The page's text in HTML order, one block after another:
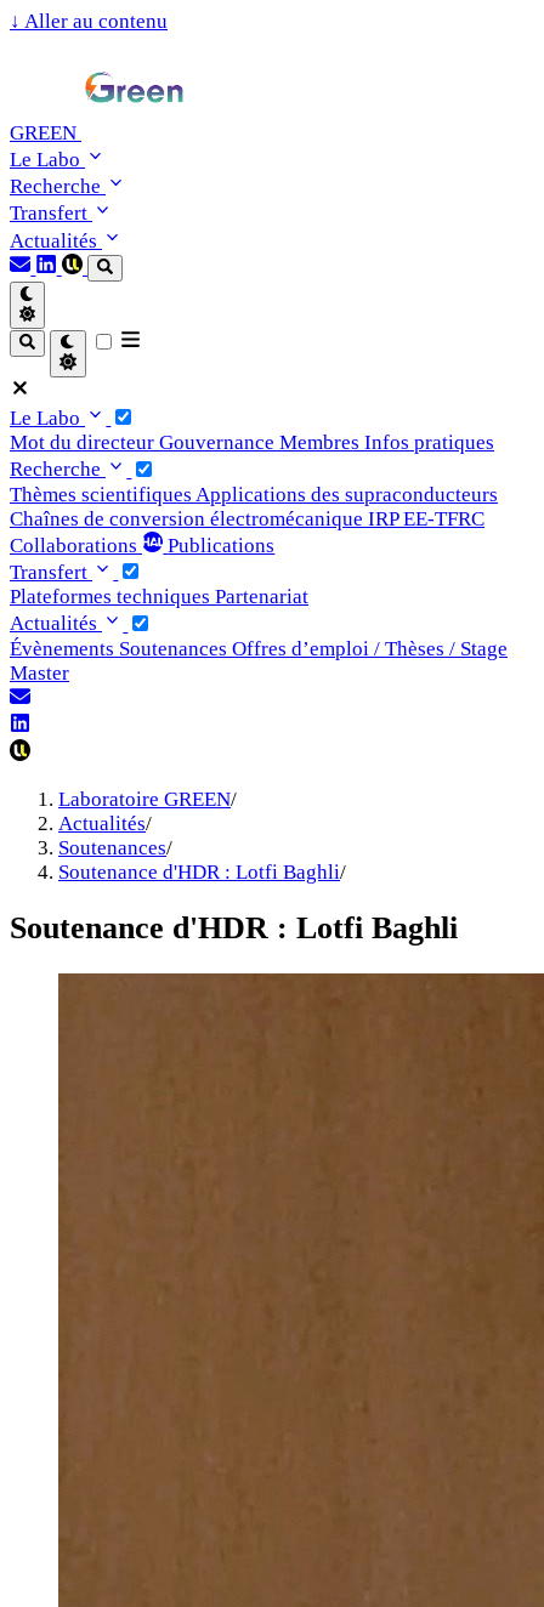
↓ Aller au contenu
GREEN
Le Labo
Recherche
Transfert
Actualités
Le Labo
Mot du directeur Gouvernance Membres Infos pratiques
Recherche
Thèmes scientifiques Applications des supraconducteurs
Chaînes de conversion électromécanique IRP EE-TFRC
Collaborations
Publications
Transfert
Plateformes techniques Partenariat
Actualités
Évènements Soutenances Offres d’emploi / Thèses / Stage
Master
Laboratoire GREEN/
Actualités/
Soutenances/
Soutenance d'HDR : Lotfi Baghli/
Soutenance d'HDR : Lotfi Baghli